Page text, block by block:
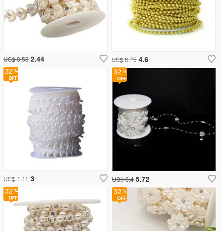
32
US$ 8.4 5.72
US$ 6.75 4.6
32
US$ 4.41 3
US$ 3.58 2.44
32 32